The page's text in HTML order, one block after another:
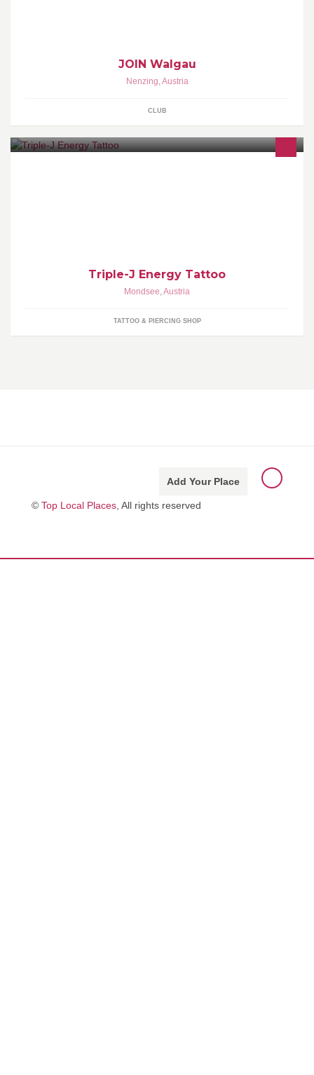
JOIN Walgau
Nenzing,Austria
CLUB
Triple-J Energy Tattoo
Mondsee,Austria
TATTOO & PIERCING SHOP
Add Your Place
© Top Local Places , All rights reserved